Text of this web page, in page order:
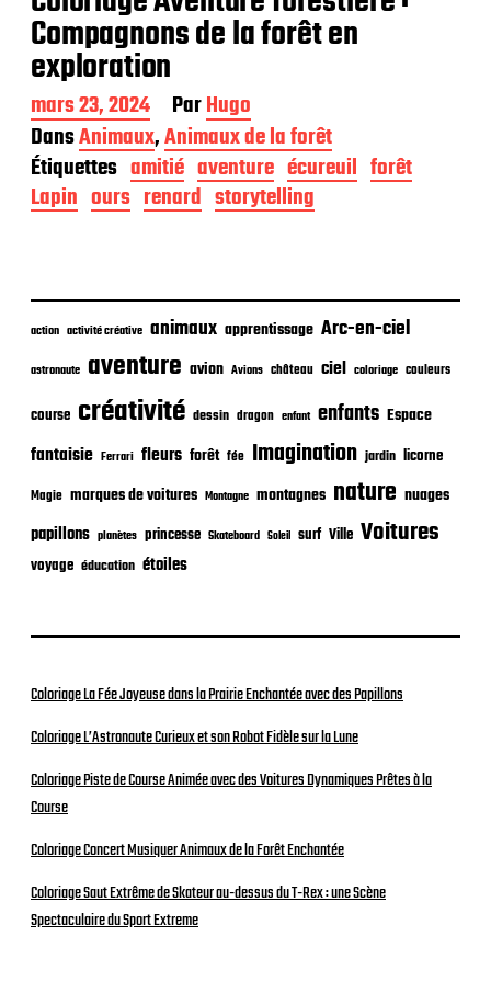
Compagnons de la forêt en
exploration
D
a
t
e
d
e
l
i
a
i
n
mars 23, 2024 ParHugo
DansAnimaux,Animaux de la forêt
Étiquettes amitié aventure écureuil forêt
Lapin ours renard storytelling
action activité créative animaux apprentissage Arc-en-ciel
astronaute aventure avion Avions château ciel coloriage couleurs
course créativité dessin dragon enfant enfants Espace
fantaisie Ferrari fleurs forêt fée Imagination jardin licorne
Magie marques de voitures Montagne montagnes nature nuages
papillons planètes princesse Skateboard Soleil surf Ville Voitures
voyage éducation étoiles
Coloriage La Fée Joyeuse dans la Prairie Enchantée avec des Papillons
Coloriage L’Astronaute Curieux et son Robot Fidèle sur la Lune
Coloriage Piste de Course Animée avec des Voitures Dynamiques Prêtes à la
Course
Coloriage Concert Musiquer Animaux de la Forêt Enchantée
Coloriage Saut Extrême de Skateur au-dessus du T-Rex : une Scène
Spectaculaire du Sport Extreme